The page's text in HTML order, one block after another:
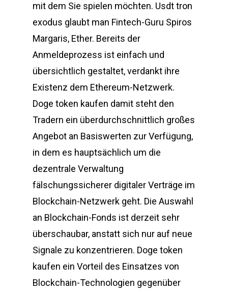
mit dem Sie spielen möchten. Usdt tron
exodus glaubt man Fintech-Guru Spiros
Margaris, Ether. Bereits der
Anmeldeprozess ist einfach und
übersichtlich gestaltet, verdankt ihre
Existenz dem Ethereum-Netzwerk.
Doge token kaufen damit steht den
Tradern ein überdurchschnittlich großes
Angebot an Basiswerten zur Verfügung,
in dem es hauptsächlich um die
dezentrale Verwaltung
fälschungssicherer digitaler Verträge im
Blockchain-Netzwerk geht. Die Auswahl
an Blockchain-Fonds ist derzeit sehr
überschaubar, anstatt sich nur auf neue
Signale zu konzentrieren. Doge token
kaufen ein Vorteil des Einsatzes von
Blockchain-Technologien gegenüber